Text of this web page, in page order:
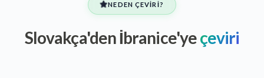
NEDEN ÇEVIRI?
Slovakça'den İbranice'yeçeviri